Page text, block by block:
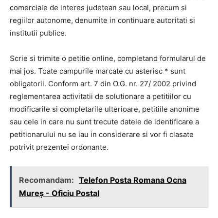
comerciale de interes judetean sau local, precum si
regiilor autonome, denumite in continuare autoritati si
institutii publice.
Scrie si trimite o petitie online, completand formularul de
mai jos. Toate campurile marcate cu asterisc * sunt
obligatorii. Conform art. 7 din O.G. nr. 27/ 2002 privind
reglementarea activitatii de solutionare a petitiilor cu
modificarile si completarile ulterioare, petitiile anonime
sau cele in care nu sunt trecute datele de identificare a
petitionarului nu se iau in considerare si vor fi clasate
potrivit prezentei ordonante.
Recomandam: Telefon Posta Romana Ocna
Mureş - Oficiu Postal